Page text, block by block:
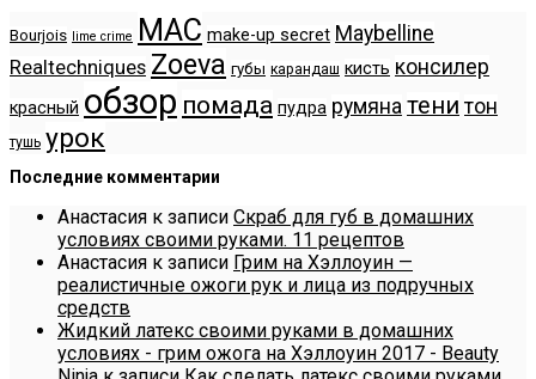
Bourjois lime crime MAC make-up secret Maybelline
Realtechniques Zoeva губы карандаш кисть консилер
красный обзор помада пудра румяна тени тон
тушь урок
Последние комментарии
Анастасия к записи Скраб для губ в домашних
условиях своими руками. 11 рецептов
Анастасия к записи Грим на Хэллоуин —
реалистичные ожоги рук и лица из подручных
средств
Жидкий латекс своими руками в домашних
условиях - грим ожога на Хэллоуин 2017 - Beauty